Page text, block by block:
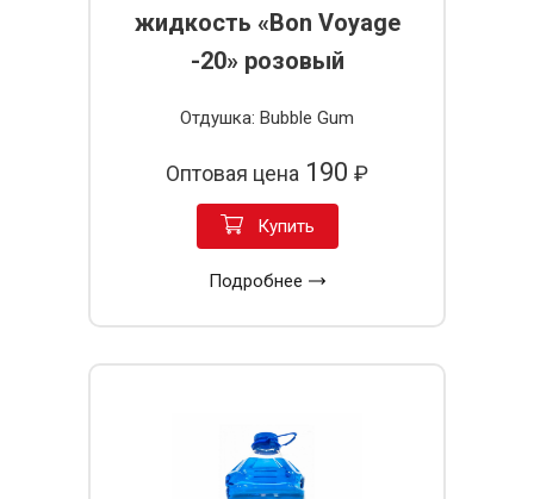
жидкость «Bon Voyage
-20» розовый
Отдушка: Bubble Gum
Оптовая цена 190 ₽
Купить
Подробнее